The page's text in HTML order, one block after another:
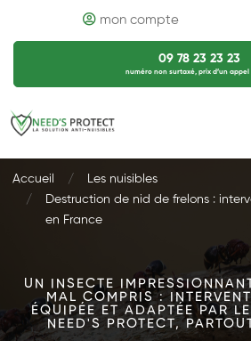
mon compte
09 78 23 23 23
numéro non surtaxé, prix d’un appel
Accueil
Les nuisibles
Destruction de nid de frelons :
en France
UN INSECTE
MAL COMPRIS :
ÉQUIPÉE ET ADAPTÉE PAR
NEED'S PROTECT,